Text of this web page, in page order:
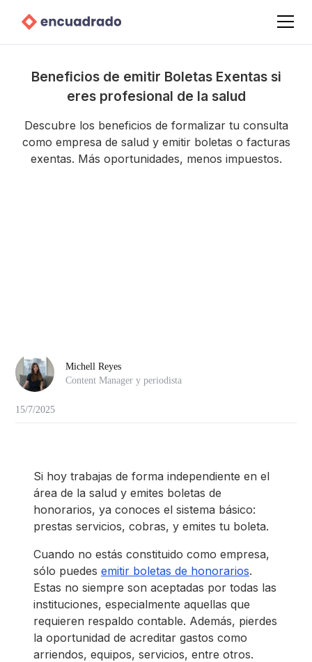
Beneficios de emitir Boletas Exentas si
eres profesional de la salud
Descubre los beneficios de formalizar tu consulta
como empresa de salud y emitir boletas o facturas
exentas. Más oportunidades, menos impuestos.
Michell Reyes
Content Manager y periodista
15/7/2025
Si hoy trabajas de forma independiente en el
área de la salud y emites boletas de
honorarios, ya conoces el sistema básico:
prestas servicios, cobras, y emites tu boleta.
Cuando no estás constituido como empresa,
sólo puedes emitir boletas de honorarios.
Estas no siempre son aceptadas por todas las
instituciones, especialmente aquellas que
requieren respaldo contable. Además, pierdes
la oportunidad de acreditar gastos como
arriendos, equipos, servicios, entre otros.